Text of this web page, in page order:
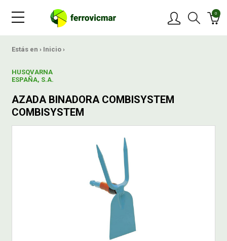
0
Estás en › Inicio ›
HUSQVARNA
ESPAÑA, S.A.
AZADA BINADORA COMBISYSTEM
COMBISYSTEM
NOVEDADES
BLOG
CONTACTAR